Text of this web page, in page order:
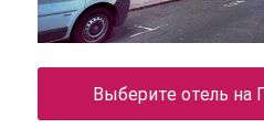
Выберите отель на